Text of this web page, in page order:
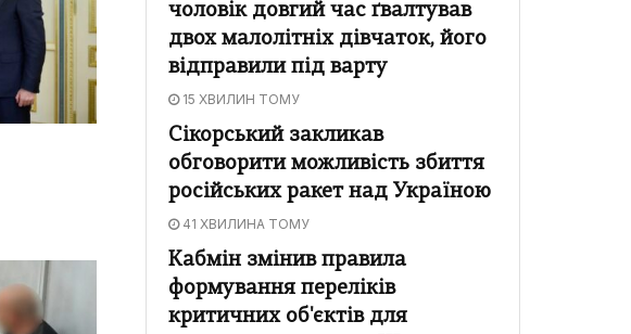
чоловік довгий час ґвалтував
двох малолітніх дівчаток, його
відправили під варту
15 ХВИЛИН ТОМУ
Сікорський закликав
обговорити можливість збиття
російських ракет над Україною
41 ХВИЛИНА ТОМУ
Кабмін змінив правила
формування переліків
критичних об'єктів для